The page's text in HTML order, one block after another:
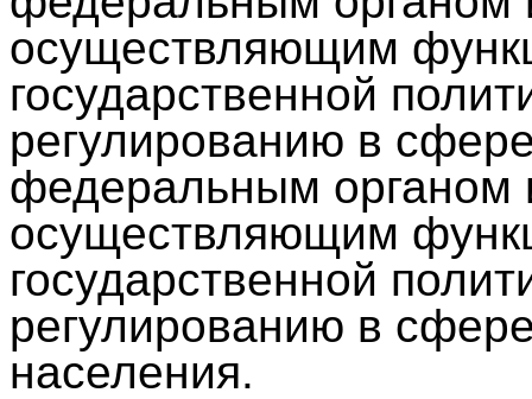
осуществляющим
государственной
регулированию в
федеральным органом
осуществляющим
государственной
регулированию в
населения.